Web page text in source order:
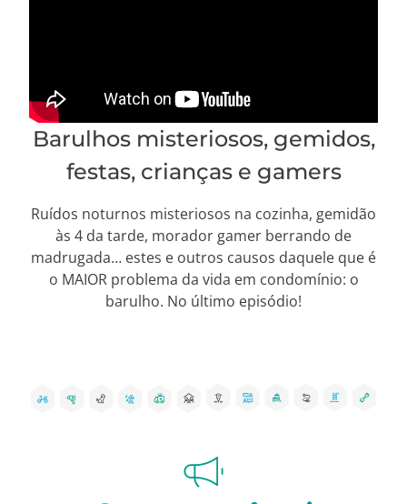
Barulhos misteriosos, gemidos,
festas, crianças e gamers
Ruídos noturnos misteriosos na cozinha, gemidão
às 4 da tarde, morador gamer berrando de
madrugada… estes e outros causos daquele que é
o MAIOR problema da vida em condomínio: o
barulho. No último episódio!